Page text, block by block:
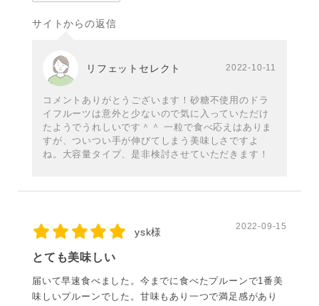
サイトからの返信
リフェットセレクト 2022-10-11
コメントありがとうございます！砂糖不使用のドラ
イフルーツは意外と少ないので気に入っていただけ
たようでうれしいです＾＾ 一粒で食べ応えはありま
すが、ついつい手が伸びてしまう美味しさですよ
ね。大容量タイプ、是非検討させていただきます！
ysk様 2022-09-15
とても美味しい
届いて早速食べました。今までに食べたプルーンで1番美
味しいプルーンでした。甘味もあり一つで満足感があり